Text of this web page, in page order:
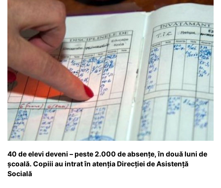
er
40 de elevi deveni – peste 2.000 de absențe, în două luni de
școală. Copiii au intrat în atenția Direcției de Asistență
Socială